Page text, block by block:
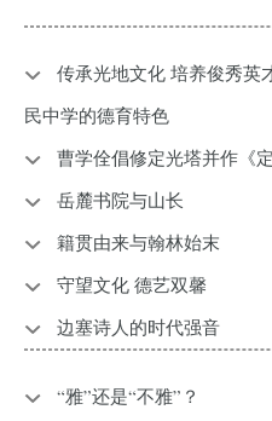
传承光地文化 培养俊秀
民中学的德育特色
曹学佺倡修定光塔并作《
岳麓书院与山长
籍贯由来与翰林始末
守望文化 德艺双馨
边塞诗人的时代强音
“雅”还是“不雅”？